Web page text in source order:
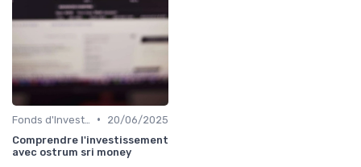
•
20/06/2025
Comprendre l'investissement
avec ostrum sri money